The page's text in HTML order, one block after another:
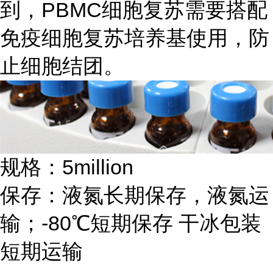
到，PBMC细胞复苏需要搭配
免疫细胞复苏培养基使用，防
止细胞结团。
规格：5million
保存：液氮长期保存，液氮运
输；-80℃短期保存 干冰包装
短期运输